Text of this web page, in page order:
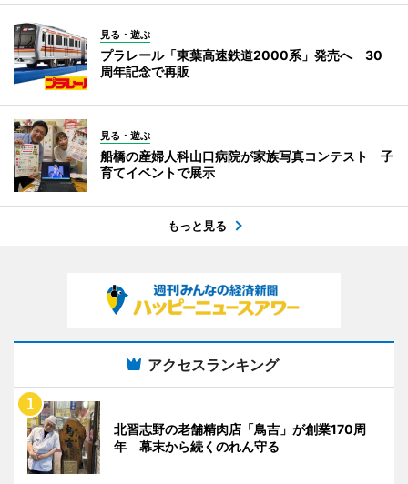
見る・遊ぶ
プラレール「東葉高速鉄道2000系」発売へ 30
周年記念で再販
見る・遊ぶ
船橋の産婦人科山口病院が家族写真コンテスト 子
育てイベントで展示
もっと見る
アクセスランキング
北習志野の老舗精肉店「鳥吉」が創業170周
年 幕末から続くのれん守る